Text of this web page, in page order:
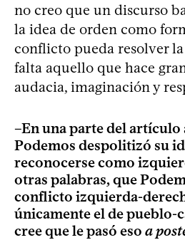
no creo que un discurso
la idea de orden como
conflicto pueda resolver
falta aquello que hace
audacia, imaginación y
–En una parte del
Podemos despolitizó su
reconocerse como
otras palabras, que
conflicto izquierda-
únicamente el de pueblo-
cree que le pasó eso a